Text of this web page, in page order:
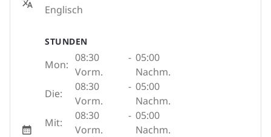
Englisch
STUNDEN
Mon:
08:30
Vorm.
- 05:00
Nachm.
Die:
08:30
Vorm.
- 05:00
Nachm.
Mit:
08:30
Vorm.
- 05:00
Nachm.